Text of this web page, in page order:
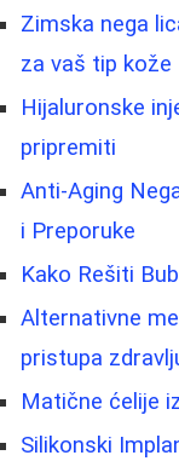
Zimska nega
za vaš tip kože
Hijaluronske
pripremiti
Anti-Aging
i Preporuke
Kako Rešiti
Alternativne
pristupa
Matične ćelije
Silikonski